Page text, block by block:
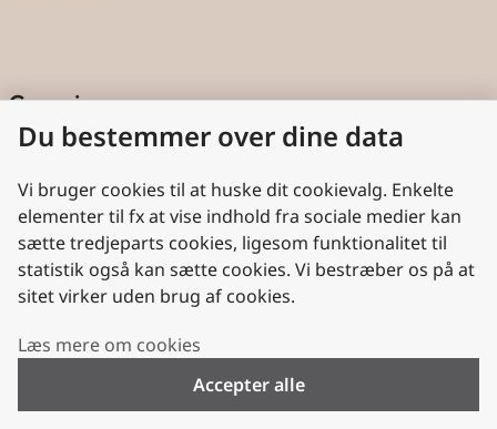
Genveje
Cookies
Aktindsigt
Persondatabeskyttelse
Nyttige links
Plan- og Landdistriktsstyrelsen
Folkekirken.dk
Du bestemmer over dine data
Vi bruger cookies til at huske dit cookievalg. Enkelte
elementer til fx at vise indhold fra sociale medier kan
sætte tredjeparts cookies, ligesom funktionalitet til
statistik også kan sætte cookies. Vi bestræber os på at
sitet virker uden brug af cookies.
Læs mere om cookies
Accepter alle